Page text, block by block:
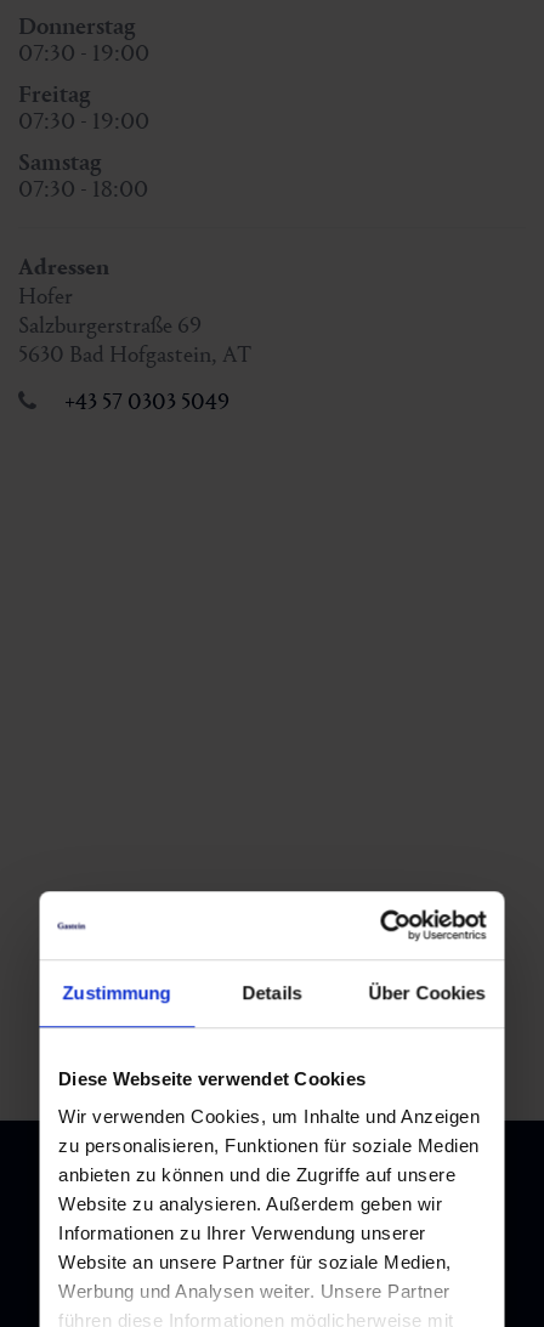
Zustimmung Details Über Cookies
Diese Webseite verwendet Cookies
Wir verwenden Cookies, um Inhalte und Anzeigen
zu personalisieren, Funktionen für soziale Medien
anbieten zu können und die Zugriffe auf unsere
Website zu analysieren. Außerdem geben wir
Informationen zu Ihrer Verwendung unserer
Website an unsere Partner für soziale Medien,
Werbung und Analysen weiter. Unsere Partner
führen diese Informationen möglicherweise mit
Donnerstag
07:30 - 19:00
Freitag
07:30 - 19:00
Samstag
07:30 - 18:00
Adressen
Hofer
Salzburgerstraße 69
5630 Bad Hofgastein, AT
+43 57 0303 5049
Newsletter
Melden Sie sich bei unserem Newsletter an, und bleiben Sie
immer am Laufenden!